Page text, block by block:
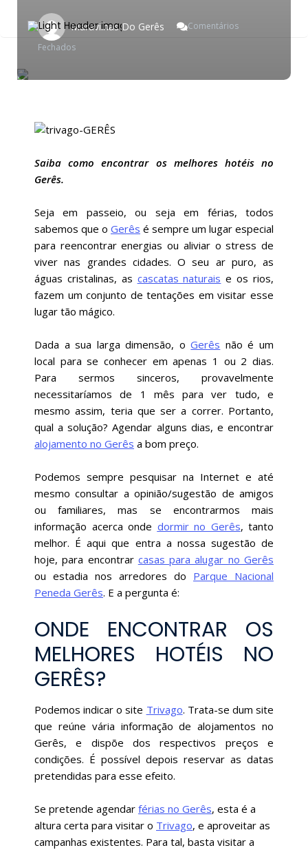
Maravilhas Do Gerês
Comentários
FechadosEm
Saiba como encontrar os melhores hotéis no
Gerês.
Seja em passeio, ou seja em férias, todos
sabemos que o Gerês é sempre um lugar especial
para reencontrar energias ou aliviar o stress de
viver nas grandes cidades. O seu ar puro, as
águas cristalinas, as cascatas naturais e os rios,
fazem um conjunto de tentações em visitar esse
lugar tão mágico.
Dada a sua larga dimensão, oGerês não é um
local para se conhecer em apenas 1 ou 2 dias.
Para sermos sinceros, provavelmente
necessitaríamos de 1 mês para ver tudo, e
mesmo assim, teria que ser a correr. Portanto,
qual a solução? Agendar alguns dias, e encontrar
alojamento no Gerês a bom preço.
Podemos sempre pesquisar na Internet e até
mesmo consultar a opinião/sugestão de amigos
ou familiares, mas se encontrarmos mais
informação acerca onde dormir no Gerês, tanto
melhor. É aqui que entra a nossa sugestão de
hoje, para encontrar casas para alugar no Gerês
ou estadia nos arredores do Parque Nacional
Peneda Gerês. E a pergunta é:
ONDE ENCONTRAR OS
MELHORES HOTÉIS NO
GERÊS?
Podemos indicar o site Trivago. Trata-se dum site
que reúne vária informação de alojamentos no
Gerês, e dispõe dos respectivos preços e
condições. É possível depois reservar as datas
pretendidas para esse efeito.
Se pretende agendar férias no Gerês, esta é a
altura certa para visitar o Trivago, e aproveitar as
campanhas existentes. Para tal, basta visitar a